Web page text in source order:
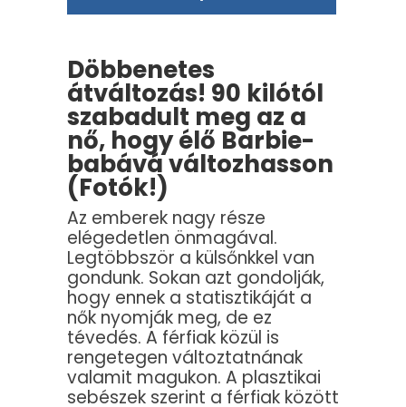
Döbbenetes
átváltozás! 90 kilótól
szabadult meg az a
nő, hogy élő Barbie-
babává változhasson
(Fotók!)
Az emberek nagy része
elégedetlen önmagával.
Legtöbbször a külsőnkkel van
gondunk. Sokan azt gondolják,
hogy ennek a statisztikáját a
nők nyomják meg, de ez
tévedés. A férfiak közül is
rengetegen változtatnának
valamit magukon. A plasztikai
sebészek szerint a férfiak között